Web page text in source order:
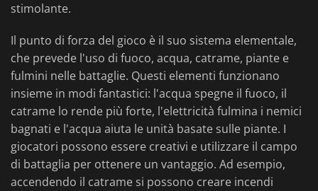
stimolante.
Il punto di forza del gioco è il suo sistema elementale,
che prevede l'uso di fuoco, acqua, catrame, piante e
fulmini nelle battaglie. Questi elementi funzionano
insieme in modi fantastici: l'acqua spegne il fuoco, il
catrame lo rende più forte, l'elettricità fulmina i nemici
bagnati e l'acqua aiuta le unità basate sulle piante. I
giocatori possono essere creativi e utilizzare il campo
di battaglia per ottenere un vantaggio. Ad esempio,
accendendo il catrame si possono creare incendi